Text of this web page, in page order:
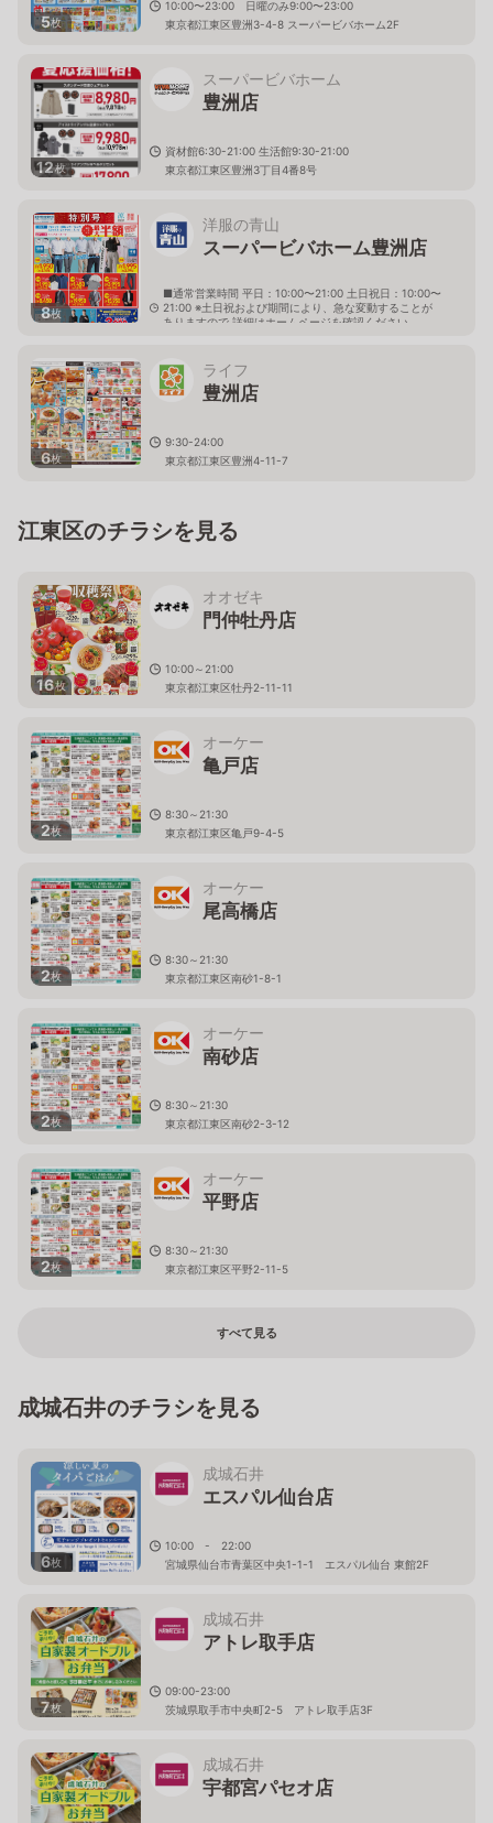
5枚
10:00〜23:00 日曜のみ9:00〜23:00
東京都江東区豊洲3-4-8 スーパービバホーム2F
12枚
スーパービバホーム
豊洲店
資材館6:30-21:00 生活館9:30-21:00
東京都江東区豊洲3丁目4番8号
8枚
洋服の青山
スーパービバホーム豊洲店
■通常営業時間 平日：10:00〜21:00 土日祝日：10:00〜
21:00 ※土日祝および期間により、急な変動することが
ありますので 詳細はホームページを確認ください
6枚
ライフ
豊洲店
9:30-24:00
東京都江東区豊洲4-11-7
江東区のチラシを見る
16枚
オオゼキ
門仲牡丹店
10:00～21:00
東京都江東区牡丹2-11-11
2枚
オーケー
亀戸店
8:30～21:30
東京都江東区亀戸9-4-5
2枚
オーケー
尾高橋店
8:30～21:30
東京都江東区南砂1-8-1
2枚
オーケー
南砂店
8:30～21:30
東京都江東区南砂2-3-12
2枚
オーケー
平野店
8:30～21:30
東京都江東区平野2-11-5
すべて見る
成城石井のチラシを見る
6枚
成城石井
エスパル仙台店
10:00 - 22:00
宮城県仙台市青葉区中央1-1-1 エスパル仙台 東館2F
7枚
成城石井
アトレ取手店
09:00-23:00
茨城県取手市中央町2-5 アトレ取手店3F
成城石井
宇都宮パセオ店